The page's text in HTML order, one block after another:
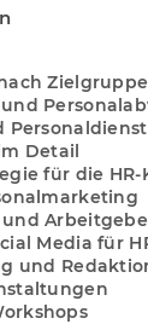
Detail
für die
Media für
und